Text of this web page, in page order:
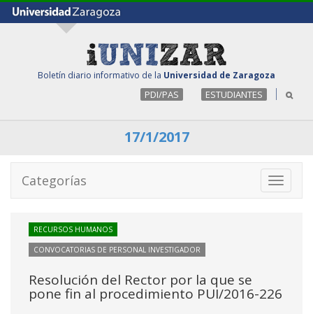
Boletín diario informativo de la Universidad de Zaragoza
PDI/PAS ESTUDIANTES
17/1/2017
Toggle
Categorías
RECURSOS HUMANOS
CONVOCATORIAS DE PERSONAL INVESTIGADOR
Resolución del Rector por la que se
pone fin al procedimiento PUI/2016-226